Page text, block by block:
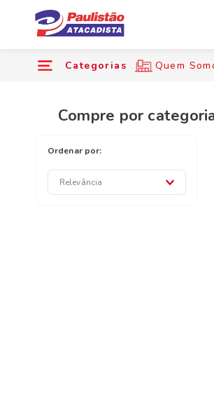
Categorias Quem
Compre por
Relevância